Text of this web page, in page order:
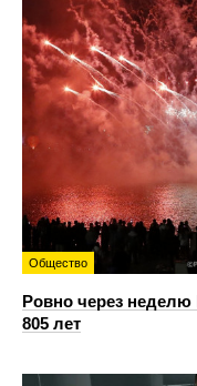
Общество
Ровно через
805 лет